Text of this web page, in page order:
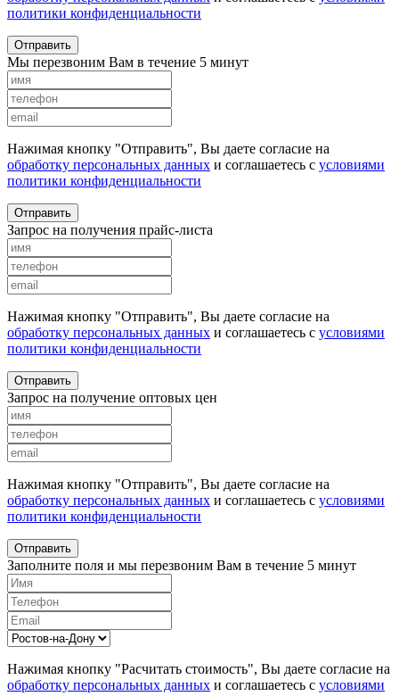
политики конфиденциальности
Отправить
Мы перезвоним Вам в течение 5 минут
Нажимая кнопку "Отправить", Вы даете согласие на
обработку персональных данных и соглашаетесь с условиями
политики конфиденциальности
Отправить
Запрос на получения прайс-листа
Нажимая кнопку "Отправить", Вы даете согласие на
обработку персональных данных и соглашаетесь с условиями
политики конфиденциальности
Отправить
Запрос на получение оптовых цен
Нажимая кнопку "Отправить", Вы даете согласие на
обработку персональных данных и соглашаетесь с условиями
политики конфиденциальности
Отправить
Заполните поля и мы перезвоним Вам в течение 5 минут
Нажимая кнопку "Расчитать стоимость", Вы даете согласие на
обработку персональных данных и соглашаетесь с условиями